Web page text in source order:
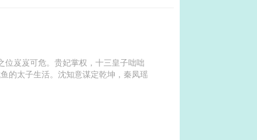
岌岌可危。贵妃掌权，十三皇子咄咄
的太子生活。沈知意谋定乾坤，秦凤瑶